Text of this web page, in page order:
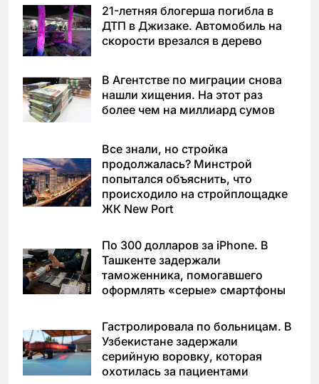
21-летняя блогерша погибла в
ДТП в Джизаке. Автомобиль на
скорости врезался в дерево
В Агентстве по миграции снова
нашли хищения. На этот раз
более чем на миллиард сумов
Все знали, но стройка
продолжалась? Минстрой
попытался объяснить, что
происходило на стройплощадке
ЖК New Port
По 300 долларов за iPhone. В
Ташкенте задержали
таможенника, помогавшего
оформлять «серые» смартфоны
Гастролировала по больницам. В
Узбекистане задержали
серийную воровку, которая
охотилась за пациентами